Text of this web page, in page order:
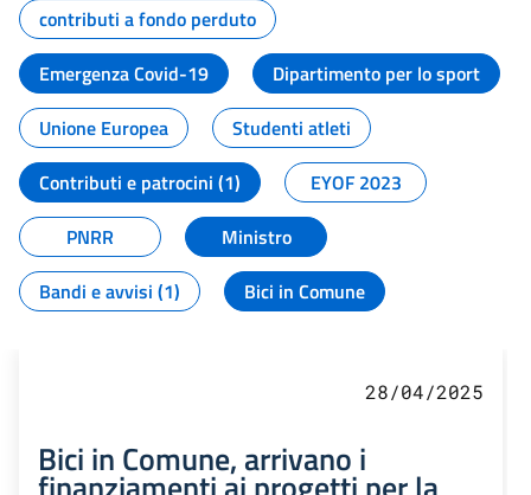
contributi a fondo perduto
Emergenza Covid-19
Dipartimento per lo sport
Unione Europea
Studenti atleti
Contributi e patrocini (1)
EYOF 2023
PNRR
Ministro
Bandi e avvisi (1)
Bici in Comune
28/04/2025
Bici in Comune, arrivano i